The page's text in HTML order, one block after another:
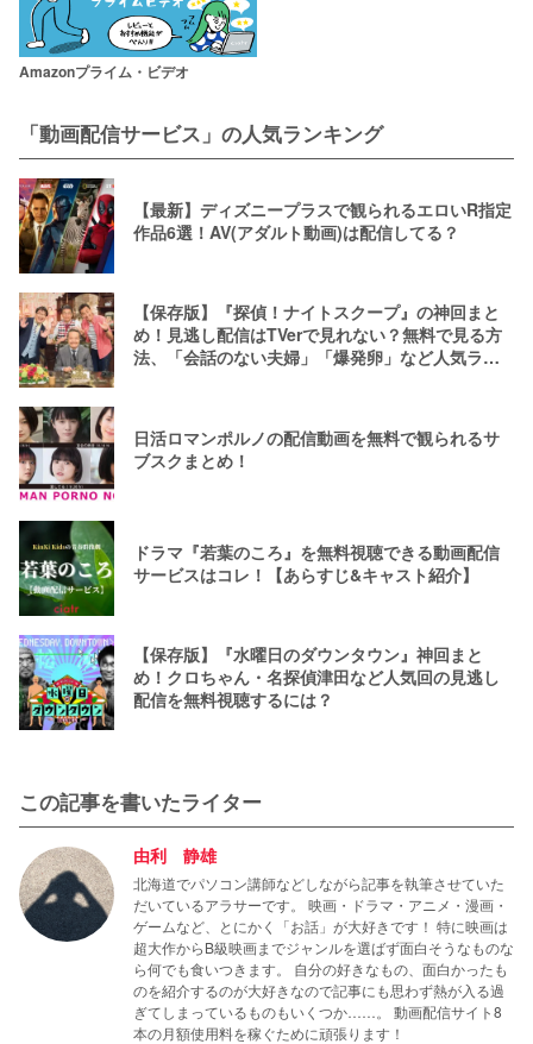
Amazonプライム・ビデオ
「動画配信サービス」の人気ランキング
【最新】ディズニープラスで観られるエロいR指定
作品6選！AV(アダルト動画)は配信してる？
【保存版】『探偵！ナイトスクープ』の神回まと
め！見逃し配信はTVerで見れない？無料で見る方
法、「会話のない夫婦」「爆発卵」など人気ラン
日活ロマンポルノの配信動画を無料で観られるサ
ブスクまとめ！
ドラマ『若葉のころ』を無料視聴できる動画配信
サービスはコレ！【あらすじ&キャスト紹介】
【保存版】『水曜日のダウンタウン』神回まと
め！クロちゃん・名探偵津田など人気回の見逃し
配信を無料視聴するには？
この記事を書いたライター
由利 静雄
北海道でパソコン講師などしながら記事を執筆させていた
だいているアラサーです。 映画・ドラマ・アニメ・漫画・
ゲームなど、とにかく「お話」が大好きです！ 特に映画は
超大作からB級映画までジャンルを選ばず面白そうなものな
ら何でも食いつきます。 自分の好きなもの、面白かったも
のを紹介するのが大好きなので記事にも思わず熱が入る過
ぎてしまっているものもいくつか……。 動画配信サイト8
本の月額使用料を稼ぐために頑張ります！